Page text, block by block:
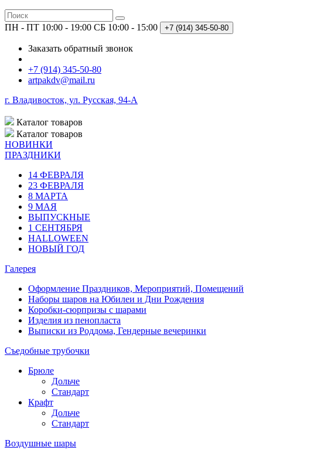
ПН - ПТ 10:00 - 19:00 СБ 10:00 - 15:00 +7 (914) 345-50-80
Заказать обратный звонок
+7 (914) 345-50-80
artpakdv@mail.ru
г. Владивосток, ул. Русская, 94-А
Каталог товаров
Каталог товаров
НОВИНКИ
ПРАЗДНИКИ
14 ФЕВРАЛЯ
23 ФЕВРАЛЯ
8 МАРТА
9 МАЯ
ВЫПУСКНЫЕ
1 СЕНТЯБРЯ
HALLOWEEN
НОВЫЙ ГОД
Галерея
Оформление Праздников, Мероприятий, Помещений
Наборы шаров на Юбилеи и Дни Рождения
Коробки-сюрпризы с шарами
Изделия из пенопласта
Выписки из Роддома, Гендерные вечеринки
Съедобные трубочки
Брюле
Дольче
Стандарт
Крафт
Дольче
Стандарт
Воздушные шары